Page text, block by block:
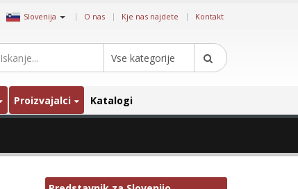
Slovenija | O nas Kje nas najdete Kontakt
Vse kategorije
Proizvajalci Katalogi